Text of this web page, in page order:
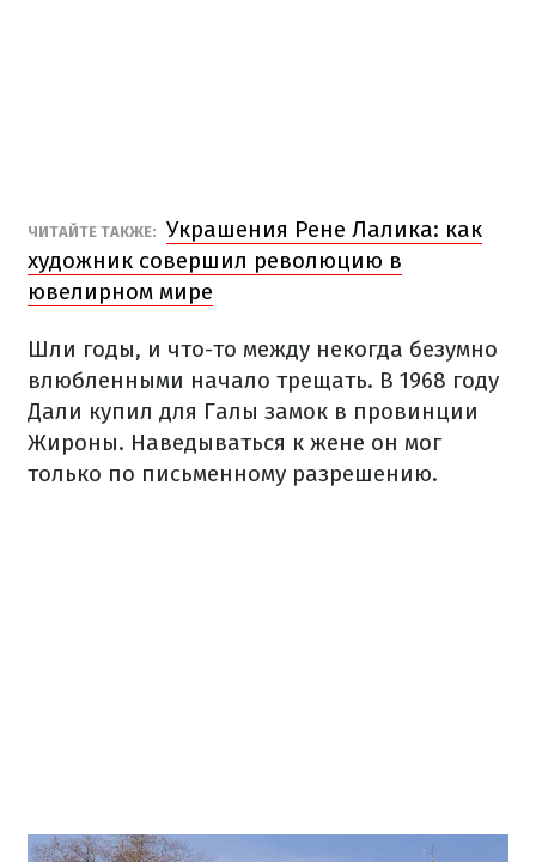
ЧИТАЙТЕ ТАКЖЕ: Украшения Рене Лалика: как
художник совершил революцию в
ювелирном мире
Шли годы, и что-то между некогда безумно
влюбленными начало трещать. В 1968 году
Дали купил для Галы замок в провинции
Жироны. Наведываться к жене он мог
только по письменному разрешению.